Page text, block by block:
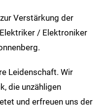
Verstärkung der
/ Elektroniker
Leidenschaft. Wir
die unzähligen
und erfreuen uns der